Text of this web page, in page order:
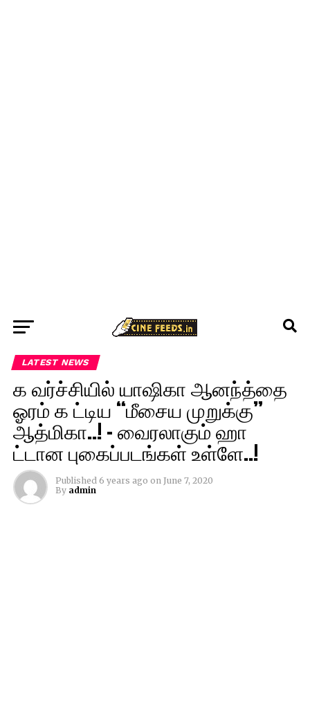
LATEST NEWS
க வர்ச்சியில் யாஷிகா ஆனந்த்தை
ஓரம் க ட்டிய “மீசைய முறுக்கு”
ஆத்மிகா..! – வைரலாகும் ஹா
ட்டான புகைப்படங்கள் உள்ளே..!
Published 6 years ago on June 7, 2020
By admin